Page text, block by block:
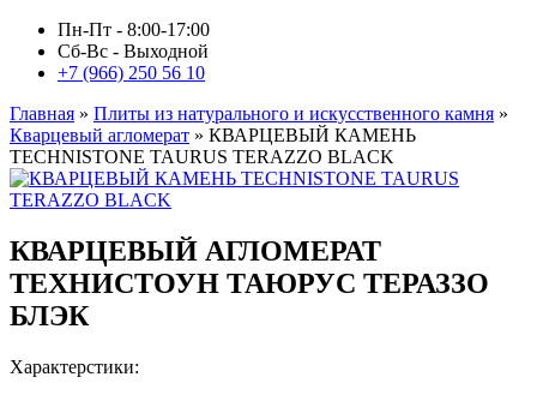
Пн-Пт - 8:00-17:00
Сб-Вс - Выходной
+7 (966) 250 56 10
Главная » Плиты из натурального и искусственного камня »
Кварцевый агломерат » КВАРЦЕВЫЙ КАМЕНЬ
TECHNISTONE TAURUS TERAZZO BLACK
КВАРЦЕВЫЙ АГЛОМЕРАТ
ТЕХНИСТОУН ТАЮРУС ТЕРАЗЗО
БЛЭК
Характерстики: